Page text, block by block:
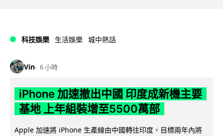
科技娛樂 生活娛樂 城中熱話
Vin 6 小時
iPhone 加速撤出中國 印度成新機主要
基地 上年組裝增至5500萬部
Apple 加速將 iPhone 生產線由中國轉往印度，目標兩年內將